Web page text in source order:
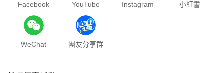
Facebook YouTube Instagram 小紅書
WeChat 團友分享群